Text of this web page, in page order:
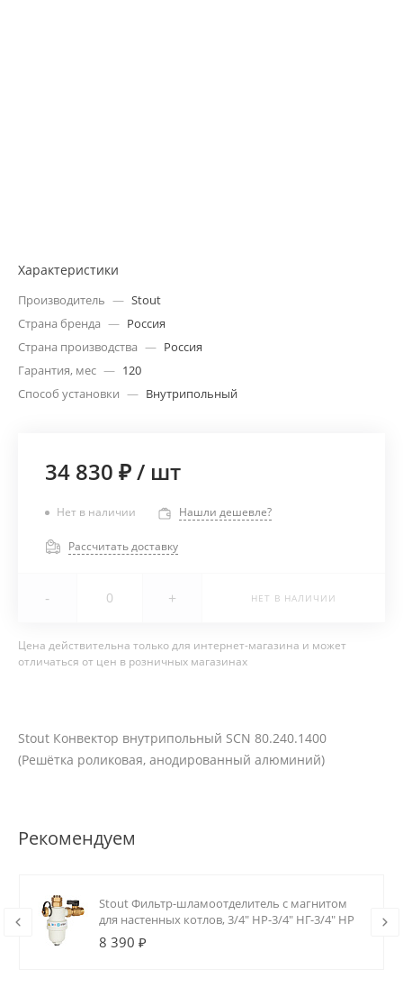
Характеристики
Производитель — Stout
Страна бренда — Россия
Страна производства — Россия
Гарантия, мес — 120
Способ установки — Внутрипольный
34 830 ₽/ шт
Нет в наличии Нашли дешевле?
Рассчитать доставку
- + НЕТ В НАЛИЧИИ
Цена действительна только для интернет-магазина и может
отличаться от цен в розничных магазинах
Stout Конвектор внутрипольный SCN 80.240.1400
(Решётка роликовая, анодированный алюминий)
Рекомендуем
Stout Фильтр-шламоотделитель с магнитом
для настенных котлов, 3/4" НР-3/4" НГ-3/4" НР
8 390 ₽